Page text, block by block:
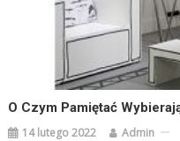
O Czym Pamiętać
14 lutego 2022 Admin